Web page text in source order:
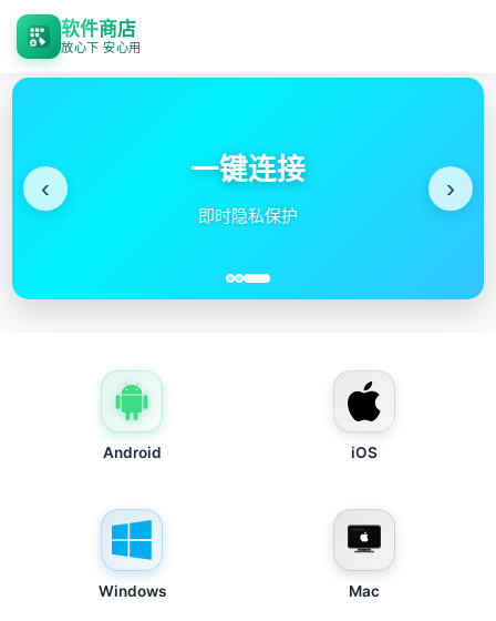
软件商店
放心下 安心用
一键连接
即时隐私保护
‹ ›
Android iOS
Windows Mac